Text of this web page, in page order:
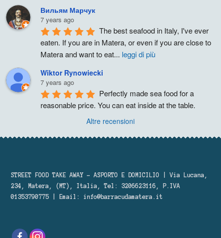
Вильям Марчук
7 years ago
The best seafood in Italy, I've ever
eaten. If you are in Matera, or even if you are close to
Matera and want to eat... leggi di più
Wiktor Rynowiecki
7 years ago
Perfectly made sea food for a
reasonable price. You can eat inside at the table.
Altre recensioni
STREET FOOD TAKE AWAY – ASPORTO E DOMICILIO | Via Lucana,
234, Matera, (MT), Italia, Tel: 3206623116, P.IVA
01353790775 | Email: info@barracudamatera.it